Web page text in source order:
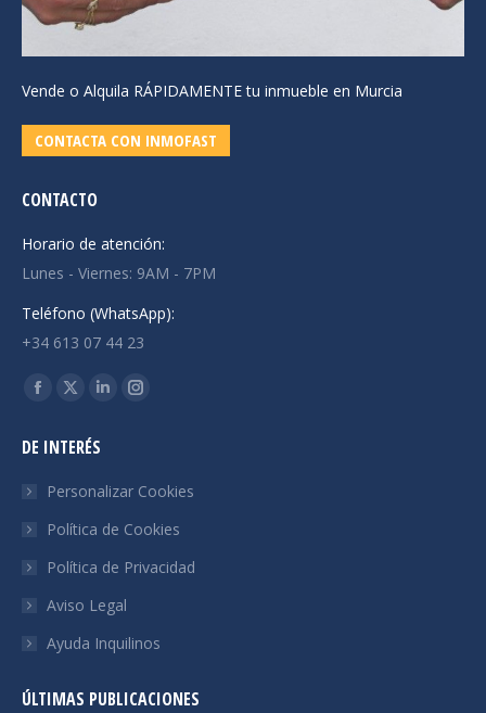
Vende o Alquila RÁPIDAMENTE tu inmueble en Murcia
CONTACTA CON INMOFAST
CONTACTO
Horario de atención:
Lunes - Viernes: 9AM - 7PM
Teléfono (WhatsApp):
+34 613 07 44 23
Encuéntranos en:
Facebook
opens
window
X
opens
in
window
Linkedin
in
window
Instagram
in
window
DE INTERÉS
Personalizar Cookies
Política de Cookies
Política de Privacidad
Aviso Legal
Ayuda Inquilinos
ÚLTIMAS PUBLICACIONES